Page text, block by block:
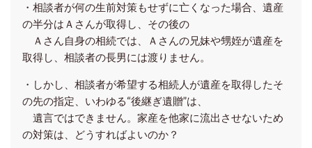
・相談者が何の生前対策もせずに亡くなった場合、遺産
の半分はＡさんが取得し、その後の
Ａさん自身の相続では、Ａさんの兄妹や甥姪が遺産を
取得し、相談者の長男には渡りません。
・しかし、相談者が希望する相続人が遺産を取得したそ
の先の指定、 いわゆる“後継ぎ遺贈”は、
遺言ではできません。家産を他家に流出させないため
の対策は、どうすればよいのか？